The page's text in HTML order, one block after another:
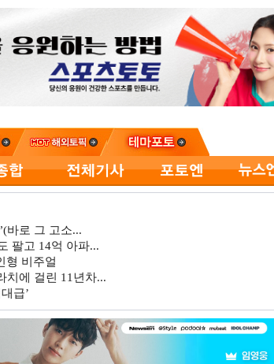
바로 그 고소...
팔고 14억 아파...
형 비주얼
치에 걸린 11년차...
급’